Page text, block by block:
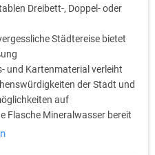
Dreibett-, Doppel- oder
Städtereise bietet
und Kartenmaterial verleiht
der Stadt und
auf
Flasche Mineralwasser bereit
auf dem Kopfkissen